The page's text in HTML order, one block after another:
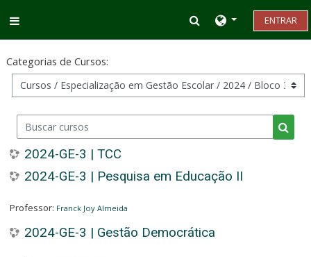
Alternar entrada
ENTRAR
Categorias de Cursos:
Buscar cursos
2024-GE-3 | TCC
2024-GE-3 | Pesquisa em Educação II
Professor: Franck Joy Almeida
2024-GE-3 | Gestão Democrática